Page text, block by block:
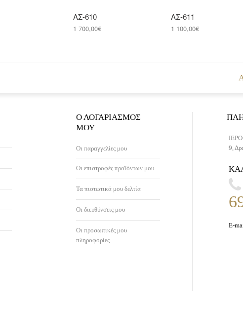
ΑΣ-610
1 700,00€
ΑΣ-611
1 100,00€
Ο ΛΟΓΑΡΙΑΣΜΌΣ
ΜΟΥ
Οι παραγγελίες μου
Οι επιστροφές προϊόντων μου
Τα πιστωτικά μου δελτία
Οι διευθύνσεις μου
Οι προσωπικές μου
πληροφορίες
9,
E-